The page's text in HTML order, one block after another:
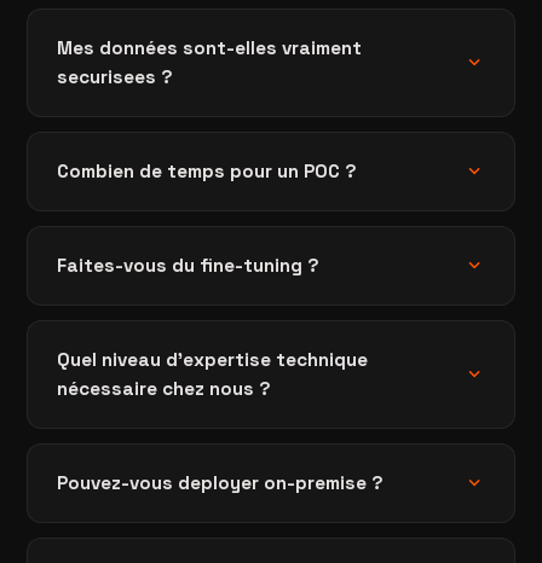
Mes données sont-elles vraiment
securisees ?
expand_more
Combien de temps pour un POC ? expand_more
Faites-vous du fine-tuning ? expand_more
Quel niveau d'expertise technique
nécessaire chez nous ?
expand_more
Pouvez-vous deployer on-premise ? expand_more